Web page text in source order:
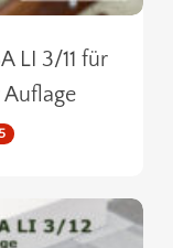
LI 3/11 für